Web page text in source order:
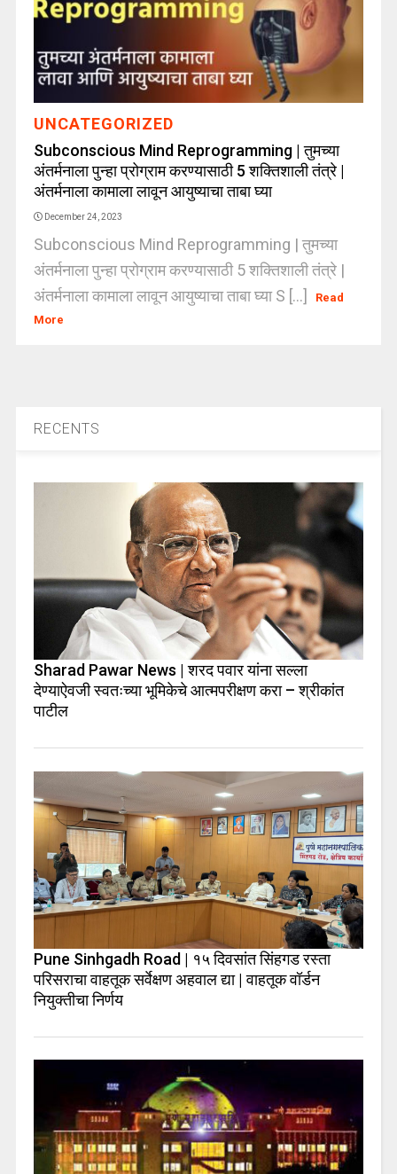
UNCATEGORIZED
Subconscious Mind Reprogramming | तुमच्या
अंतर्मनाला पुन्हा प्रोग्राम करण्यासाठी 5 शक्तिशाली तंत्रे |
अंतर्मनाला कामाला लावून आयुष्याचा ताबा घ्या
December 24, 2023
Subconscious Mind Reprogramming | तुमच्या
अंतर्मनाला पुन्हा प्रोग्राम करण्यासाठी 5 शक्तिशाली तंत्रे |
अंतर्मनाला कामाला लावून आयुष्याचा ताबा घ्या S [...]
Read
More
RECENTS
Sharad Pawar News | शरद पवार यांना सल्ला
देण्याऐवजी स्वतःच्या भूमिकेचे आत्मपरीक्षण करा – श्रीकांत
पाटील
Pune Sinhgadh Road | १५ दिवसांत सिंहगड रस्ता
परिसराचा वाहतूक सर्वेक्षण अहवाल द्या | वाहतूक वॉर्डन
नियुक्तीचा निर्णय